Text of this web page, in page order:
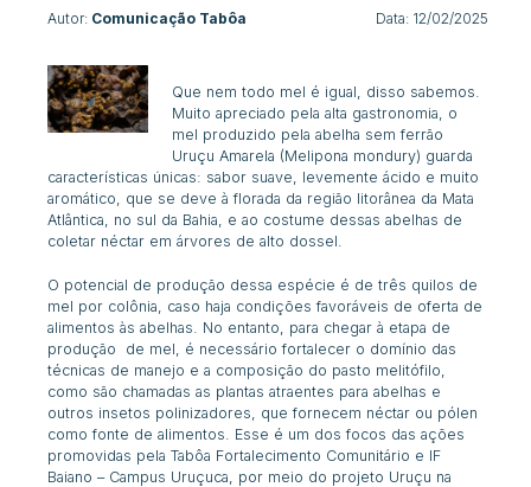
Autor: Comunicação Tabôa Data: 12/02/2025
Que nem todo mel é igual, disso sabemos.
Muito apreciado pela alta gastronomia, o
mel produzido pela abelha sem ferrão
Uruçu Amarela (Melipona mondury) guarda
características únicas: sabor suave, levemente ácido e muito
aromático, que se deve à florada da região litorânea da Mata
Atlântica, no sul da Bahia, e ao costume dessas abelhas de
coletar néctar em árvores de alto dossel.
O potencial de produção dessa espécie é de três quilos de
mel por colônia, caso haja condições favoráveis de oferta de
alimentos às abelhas. No entanto, para chegar à etapa de
produção de mel, é necessário fortalecer o domínio das
técnicas de manejo e a composição do pasto melitófilo,
como são chamadas as plantas atraentes para abelhas e
outros insetos polinizadores, que fornecem néctar ou pólen
como fonte de alimentos. Esse é um dos focos das ações
promovidas pela Tabôa Fortalecimento Comunitário e IF
Baiano – Campus Uruçuca, por meio do projeto Uruçu na